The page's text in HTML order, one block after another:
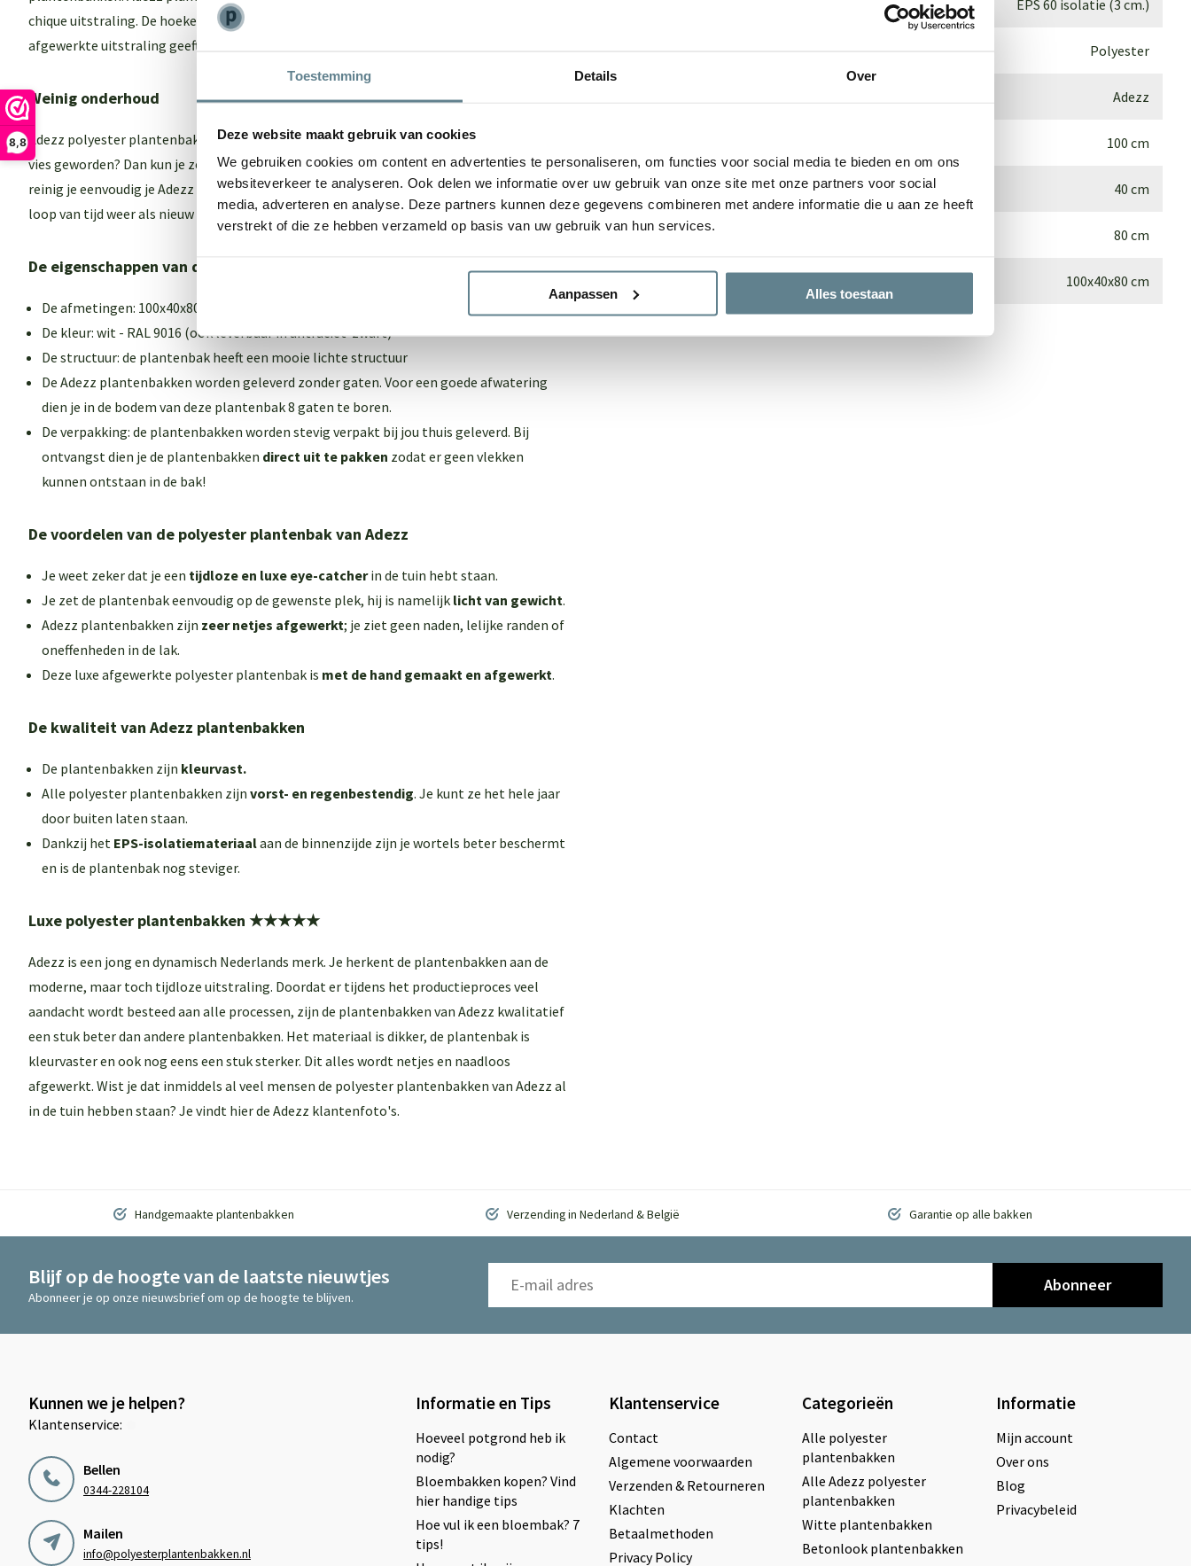
Toestemming Details Over
Deze website maakt gebruik van cookies
We gebruiken cookies om content en advertenties te personaliseren, om functies voor social media te bieden en om ons
websiteverkeer te analyseren. Ook delen we informatie over uw gebruik van onze site met onze partners voor social
media, adverteren en analyse. Deze partners kunnen deze gegevens combineren met andere informatie die u aan ze heeft
verstrekt of die ze hebben verzameld op basis van uw gebruik van hun services.
Aanpassen Alles toestaan
8,8
chique uitstraling. De hoeken van de plantenbak zijn naar binnen omgeslagen, wat een
afgewerkte uitstraling geeft.
Weinig onderhoud
Adezz polyester plantenbakken hebben weinig onderhoud nodig. Zijn ze toch een beetje
vies geworden? Dan kun je ze weer laten stralen met derecovery package. Met deze set
reinig je eenvoudig je Adezz plantenbak en zorg je ervoor dat de plantenbak er na van
loop van tijd weer als nieuw uit gaat zien. In deze set zit eenCleaneren eenCoating spray.
De eigenschappen van deze polyester plantenbak
De afmetingen: 100x40x80 cm (lengte x breedte x hoogte)
De kleur: wit - RAL 9016 (ook leverbaar in antraciet-zwart)
De structuur: de plantenbak heeft een mooie lichte structuur
De Adezz plantenbakken worden geleverd zonder gaten. Voor een goede afwatering
dien je in de bodem van deze plantenbak 8 gaten te boren.
De verpakking: de plantenbakken worden stevig verpakt bij jou thuis geleverd. Bij
ontvangst dien je de plantenbakken direct uit te pakken zodat er geen vlekken
kunnen ontstaan in de bak!
De voordelen van de polyester plantenbak van Adezz
Je weet zeker dat je een tijdloze en luxe eye-catcherin de tuin hebt staan.
Je zet de plantenbak eenvoudig op de gewenste plek, hij is namelijk licht van gewicht.
Adezz plantenbakken zijn zeer netjes afgewerkt; je ziet geen naden, lelijke randen of
oneffenheden in de lak.
Deze luxe afgewerkte polyester plantenbak is met de hand gemaakt en afgewerkt.
De kwaliteit van Adezz plantenbakken
De plantenbakken zijn kleurvast.
Alle polyester plantenbakken zijn vorst- en regenbestendig. Je kunt ze het hele jaar
door buiten laten staan.
Dankzij het EPS-isolatiemateriaalaan de binnenzijde zijn je wortels beter beschermt
en is de plantenbak nog steviger.
Luxe polyester plantenbakken ★★★★★
Adezz is een jong en dynamisch Nederlands merk. Je herkent de plantenbakken aan de
moderne, maar toch tijdloze uitstraling. Doordat er tijdens het productieproces veel
aandacht wordt besteed aan alle processen, zijn de plantenbakken van Adezz kwalitatief
een stuk beter dan andere plantenbakken. Het materiaal is dikker, de plantenbak is
kleurvaster en ook nog eens een stuk sterker. Dit alles wordt netjes en naadloos
afgewerkt. Wist je dat inmiddels al veel mensen de polyester plantenbakken van Adezz al
in de tuin hebben staan? Je vindt hier de Adezz klantenfoto's.
EPS 60 isolatie (3 cm.)
Polyester
Adezz
100 cm
Breedte 40 cm
Hoogte 80 cm
100x40x80 cm
Handgemaakte plantenbakken Verzending in Nederland & België Garantie op alle bakken
Blijf op de hoogte van de laatste nieuwtjes
Abonneer je op onze nieuwsbrief om op de hoogte te blijven.
Abonneer
Kunnen we je helpen?
Klantenservice:
Bellen
0344-228104
Mailen
info@polyesterplantenbakken.nl
Informatie en Tips
Hoeveel potgrond heb ik
nodig?
Bloembakken kopen? Vind
hier handige tips
Hoe vul ik een bloembak? 7
tips!
Klantenservice
Contact
Algemene voorwaarden
Verzenden & Retourneren
Klachten
Betaalmethoden
Privacy Policy
Categorieën
Alle polyester
plantenbakken
Alle Adezz polyester
plantenbakken
Witte plantenbakken
Betonlook plantenbakken
Informatie
Mijn account
Over ons
Blog
Privacybeleid